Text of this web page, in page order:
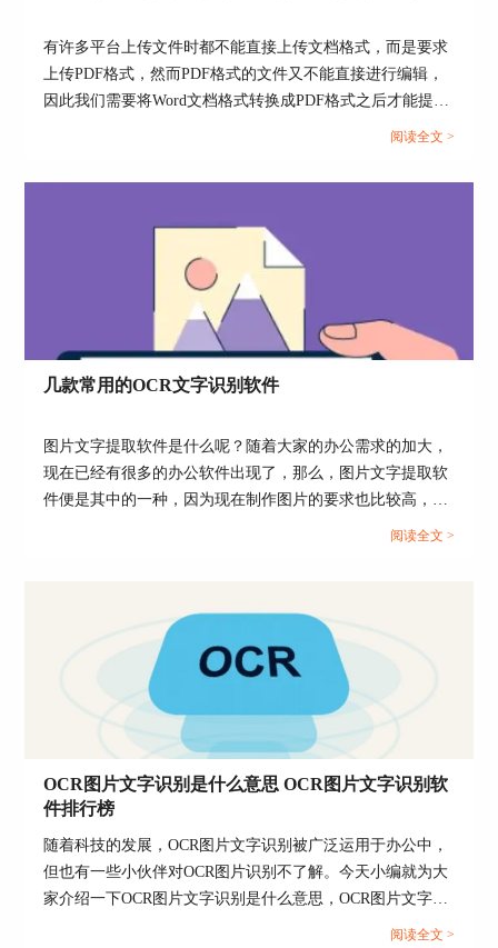
除了数字签名，FineReader 14还可以添加文本
签名和图片签名到PDF文档，方法和添加数字签名
击访问ABBYY教程了解更多信息。
有许多平台上传文件时都不能直接上传文档格式，而是要求
上传PDF格式，然而PDF格式的文件又不能直接进行编辑，
因此我们需要将Word文档格式转换成PDF格式之后才能提
交。但这也引发了一系列的问题，例如转换成Word文档后存
说Word转PDF怎么不分页，Word转PDF怎么保留导航。...
阅读全文 >
几款常用的OCR文字识别软件
图片文字提取软件是什么呢？随着大家的办公需求的加大，
现在已经有很多的办公软件出现了，那么，图片文字提取软
件便是其中的一种，因为现在制作图片的要求也比较高，所
以，在图片上加入文字也是很正常的事情，那么，怎么样才
阅读全文 >
OCR图片文字识别是什么意思 OCR图片文字识别软
件排行榜
随着科技的发展，OCR图片文字识别被广泛运用于办公中，
但也有一些小伙伴对OCR图片识别不了解。今天小编就为大
家介绍一下OCR图片文字识别是什么意思，OCR图片文字识
阅读全文 >